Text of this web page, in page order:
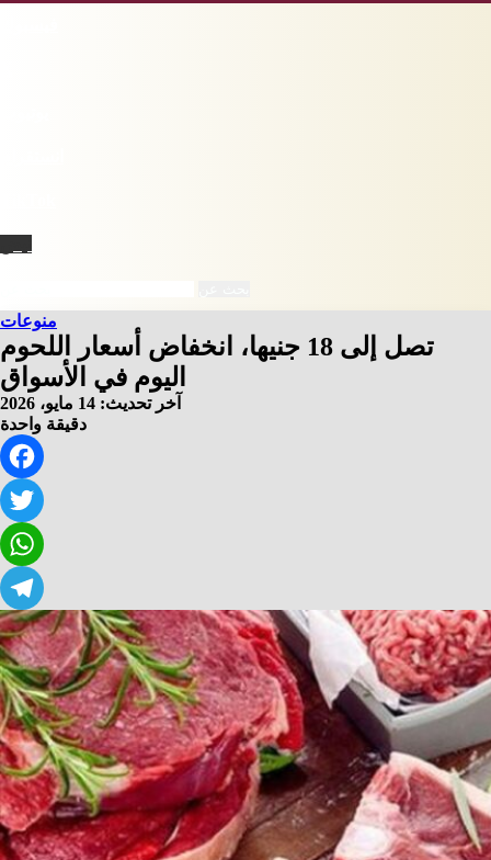
منوعات
تصل إلى 18 جنيها، انخفاض أسعار اللحوم
اليوم في الأسواق
آخر تحديث: 14 مايو، 2026
دقيقة واحدة
Telegram